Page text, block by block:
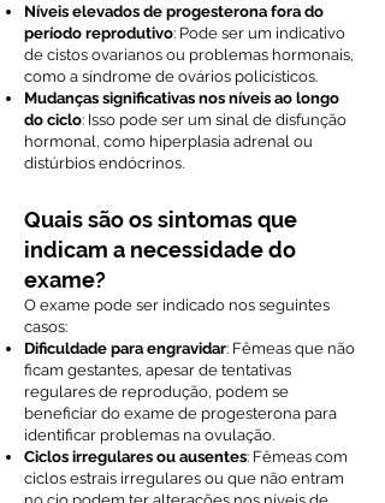
Níveis elevados de progesterona fora do
período reprodutivo: Pode ser um indicativo
de cistos ovarianos ou problemas hormonais,
como a síndrome de ovários policísticos.
Mudanças significativas nos níveis ao longo
do ciclo: Isso pode ser um sinal de disfunção
hormonal, como hiperplasia adrenal ou
distúrbios endócrinos.
Quais são os sintomas que
indicam a necessidade do
exame?
O exame pode ser indicado nos seguintes
casos:
Dificuldade para engravidar: Fêmeas que não
ficam gestantes, apesar de tentativas
regulares de reprodução, podem se
beneficiar do exame de progesterona para
identificar problemas na ovulação.
Ciclos irregulares ou ausentes: Fêmeas com
ciclos estrais irregulares ou que não entram